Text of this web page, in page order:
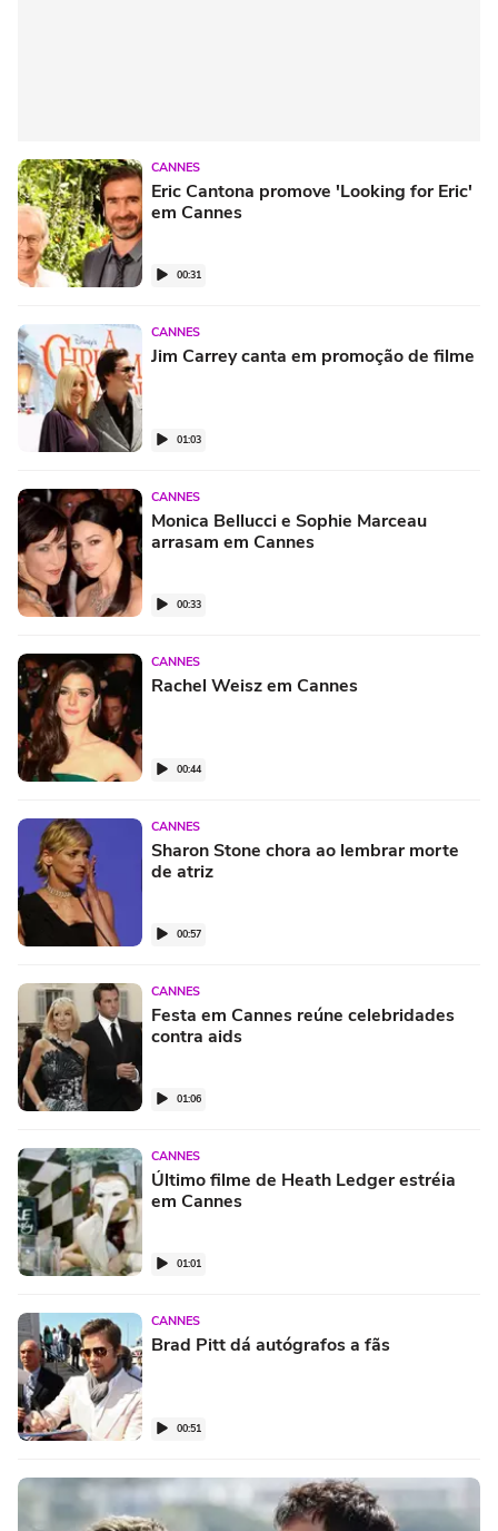
CANNES
Eric Cantona promove 'Looking for Eric'
em Cannes
00:31
CANNES
Jim Carrey canta em promoção de filme
01:03
CANNES
Monica Bellucci e Sophie Marceau
arrasam em Cannes
00:33
CANNES
Rachel Weisz em Cannes
00:44
CANNES
Sharon Stone chora ao lembrar morte
de atriz
00:57
CANNES
Festa em Cannes reúne celebridades
contra aids
01:06
CANNES
Último filme de Heath Ledger estréia
em Cannes
01:01
CANNES
Brad Pitt dá autógrafos a fãs
00:51